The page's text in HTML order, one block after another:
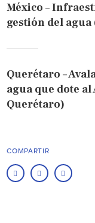
México –
gestión del
Querétaro –
agua que dote
Querétaro)
COMPARTIR